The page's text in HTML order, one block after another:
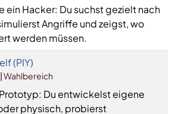
ein Hacker: Du suchst gezielt nach
Angriffe und zeigst, wo
werden müssen.
(PIY)
Wahlbereich
Du entwickelst eigene
physisch, probierst